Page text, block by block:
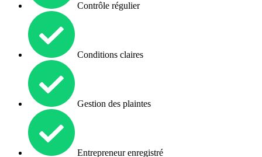
Contrôle régulier
Conditions claires
Gestion des plaintes
Entrepreneur enregistré